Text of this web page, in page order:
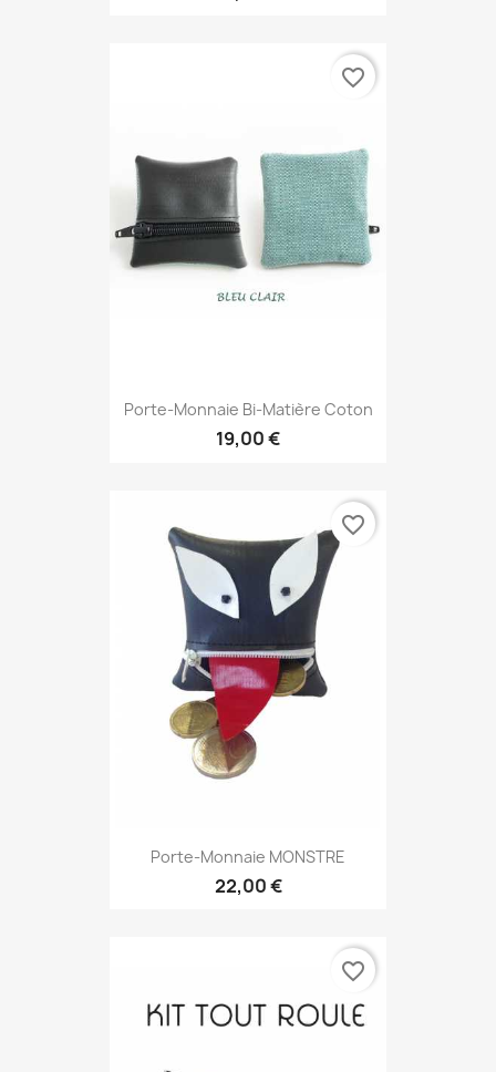
Porte-Monnaie Bi-Matière Coton
19,00 €
favorite_border
Porte-Monnaie MONSTRE
22,00 €
favorite_border
favorite_border